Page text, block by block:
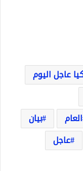
عاجل اليوم
العام
بيان
عاجل